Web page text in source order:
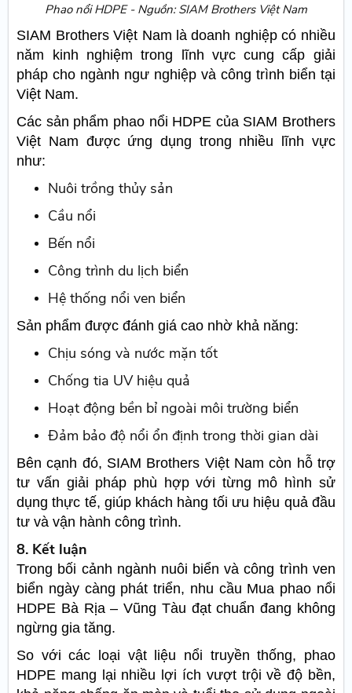
Phao nổi HDPE - Nguồn: SIAM Brothers Việt Nam
SIAM Brothers Việt Nam là doanh nghiệp có nhiều
năm kinh nghiệm trong lĩnh vực cung cấp giải
pháp cho ngành ngư nghiệp và công trình biển tại
Việt Nam.
Các sản phẩm phao nổi HDPE của SIAM Brothers
Việt Nam được ứng dụng trong nhiều lĩnh vực
như:
Nuôi trồng thủy sản
Cầu nổi
Bến nổi
Công trình du lịch biển
Hệ thống nổi ven biển
Sản phẩm được đánh giá cao nhờ khả năng:
Chịu sóng và nước mặn tốt
Chống tia UV hiệu quả
Hoạt động bền bỉ ngoài môi trường biển
Đảm bảo độ nổi ổn định trong thời gian dài
Bên cạnh đó, SIAM Brothers Việt Nam còn hỗ trợ
tư vấn giải pháp phù hợp với từng mô hình sử
dụng thực tế, giúp khách hàng tối ưu hiệu quả đầu
tư và vận hành công trình.
8. Kết luận
Trong bối cảnh ngành nuôi biển và công trình ven
biển ngày càng phát triển, nhu cầu Mua phao nổi
HDPE Bà Rịa – Vũng Tàu đạt chuẩn đang không
ngừng gia tăng.
So với các loại vật liệu nổi truyền thống, phao
HDPE mang lại nhiều lợi ích vượt trội về độ bền,